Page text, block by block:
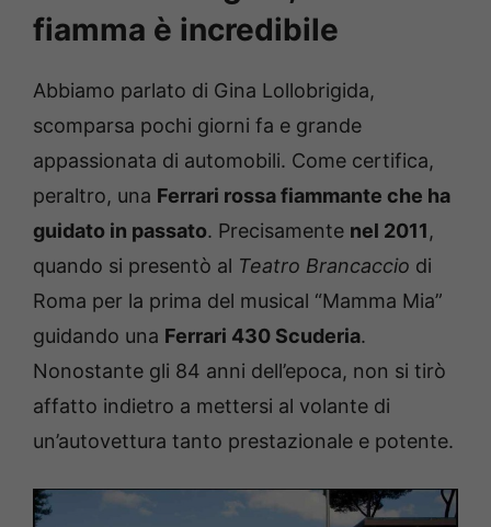
fiamma è incredibile
Abbiamo parlato di Gina Lollobrigida,
scomparsa pochi giorni fa e grande
appassionata di automobili. Come certifica,
peraltro, una Ferrari rossa fiammante che ha
guidato in passato. Precisamente nel 2011,
quando si presentò al Teatro Brancaccio di
Roma per la prima del musical “Mamma Mia”
guidando una Ferrari 430 Scuderia.
Nonostante gli 84 anni dell’epoca, non si tirò
affatto indietro a mettersi al volante di
un’autovettura tanto prestazionale e potente.